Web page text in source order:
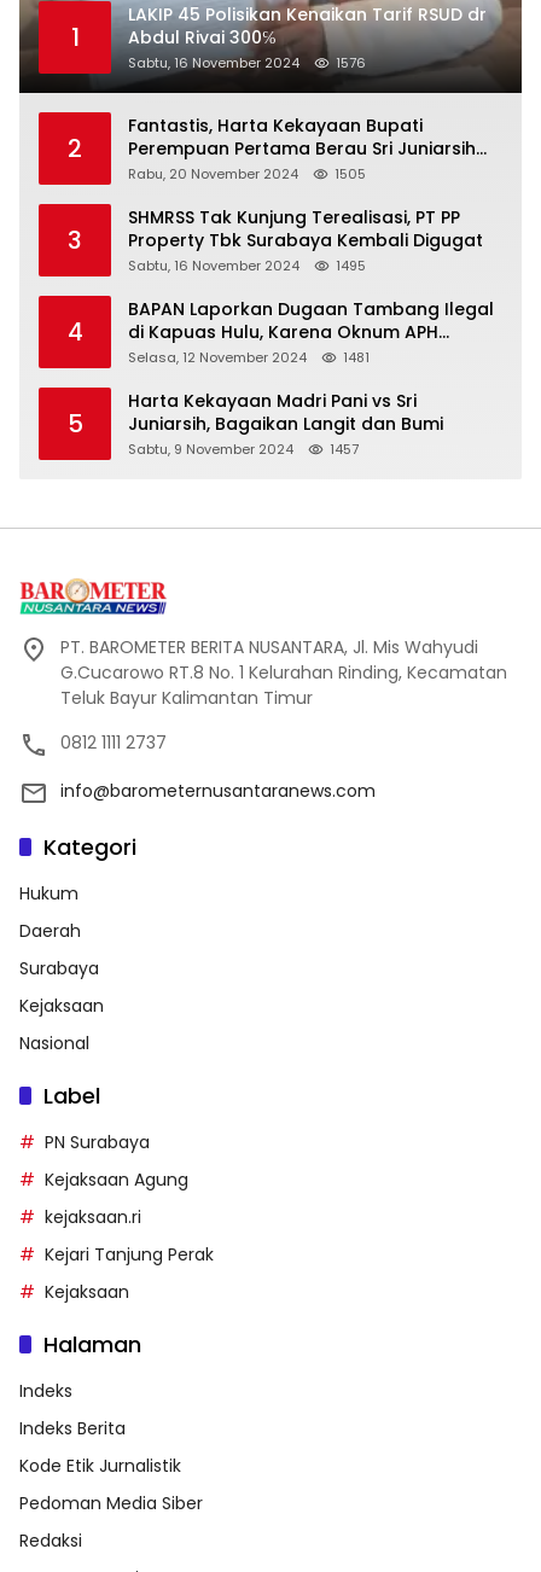
1
LAKIP 45 Polisikan Kenaikan Tarif RSUD dr
Abdul Rivai 300℅
Sabtu, 16 November 2024 1576
2
Fantastis, Harta Kekayaan Bupati
Perempuan Pertama Berau Sri Juniarsih
Mas Naik Rp20 Miliar Selama Menjabat
Rabu, 20 November 2024 1505
3
SHMRSS Tak Kunjung Terealisasi, PT PP
Property Tbk Surabaya Kembali Digugat
Sabtu, 16 November 2024 1495
4
BAPAN Laporkan Dugaan Tambang Ilegal
di Kapuas Hulu, Karena Oknum APH
Intimidasi Masyarakat
Selasa, 12 November 2024 1481
5
Harta Kekayaan Madri Pani vs Sri
Juniarsih, Bagaikan Langit dan Bumi
Sabtu, 9 November 2024 1457
PT. BAROMETER BERITA NUSANTARA, Jl. Mis Wahyudi
G.Cucarowo RT.8 No. 1 Kelurahan Rinding, Kecamatan
Teluk Bayur Kalimantan Timur
0812 1111 2737
info@barometernusantaranews.com
Kategori
Hukum
Daerah
Surabaya
Kejaksaan
Nasional
Label
PN Surabaya
Kejaksaan Agung
kejaksaan.ri
Kejari Tanjung Perak
Kejaksaan
Halaman
Indeks
Indeks Berita
Kode Etik Jurnalistik
Pedoman Media Siber
Redaksi